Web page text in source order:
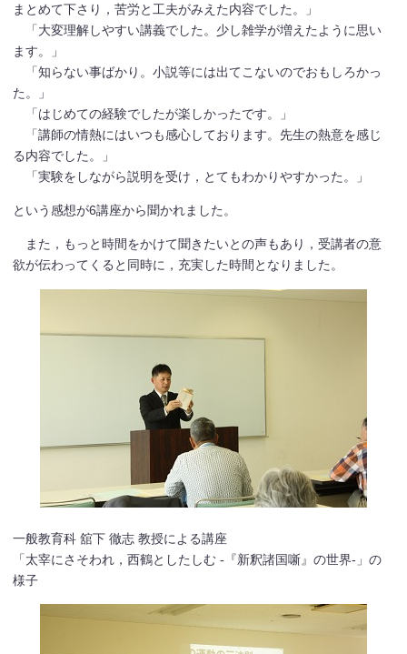
まとめて下さり，苦労と工夫がみえた内容でした。」
「大変理解しやすい講義でした。少し雑学が増えたように思い
ます。」
「知らない事ばかり。小説等には出てこないのでおもしろかっ
た。」
「はじめての経験でしたが楽しかったです。」
「講師の情熱にはいつも感心しております。先生の熱意を感じ
る内容でした。」
「実験をしながら説明を受け，とてもわかりやすかった。」
という感想が6講座から聞かれました。
また，もっと時間をかけて聞きたいとの声もあり，受講者の意
欲が伝わってくると同時に，充実した時間となりました。
一般教育科 舘下 徹志 教授による講座
「太宰にさそわれ，西鶴としたしむ -『新釈諸国噺』の世界-」の
様子